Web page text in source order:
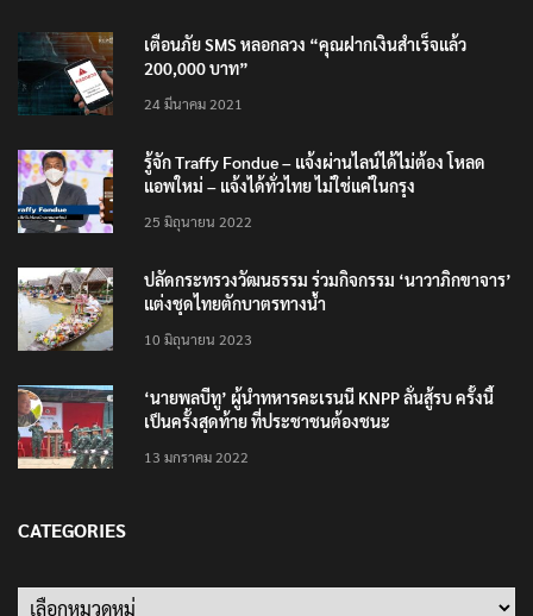
เตือนภัย SMS หลอกลวง “คุณฝากเงินสำเร็จแล้ว
200,000 บาท”
24 มีนาคม 2021
รู้จัก Traffy Fondue – แจ้งผ่านไลน์ได้ไม่ต้อง โหลด
แอพใหม่ – แจ้งได้ทั่วไทย ไม่ใช่แค่ในกรุง
25 มิถุนายน 2022
ปลัดกระทรวงวัฒนธรรม ร่วมกิจกรรม ‘นาวาภิกขาจาร’
แต่งชุดไทยตักบาตรทางน้ำ
10 มิถุนายน 2023
‘นายพลบีทู’ ผู้นำทหารคะเรนนี KNPP ลั่นสู้รบ ครั้งนี้
เป็นครั้งสุดท้าย ที่ประชาชนต้องชนะ
13 มกราคม 2022
CATEGORIES
Categories